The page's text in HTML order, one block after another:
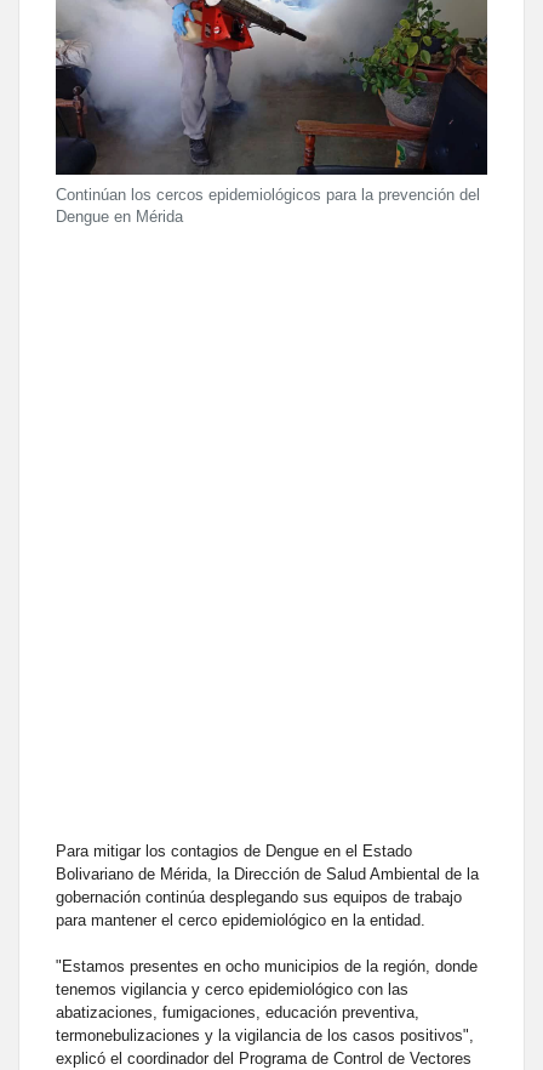
Continúan los cercos epidemiológicos para la prevención del
Dengue en Mérida
Para mitigar los contagios de Dengue en el Estado
Bolivariano de Mérida, la Dirección de Salud Ambiental de la
gobernación continúa desplegando sus equipos de trabajo
para mantener el cerco epidemiológico en la entidad.
"Estamos presentes en ocho municipios de la región, donde
tenemos vigilancia y cerco epidemiológico con las
abatizaciones, fumigaciones, educación preventiva,
termonebulizaciones y la vigilancia de los casos positivos",
explicó el coordinador del Programa de Control de Vectores